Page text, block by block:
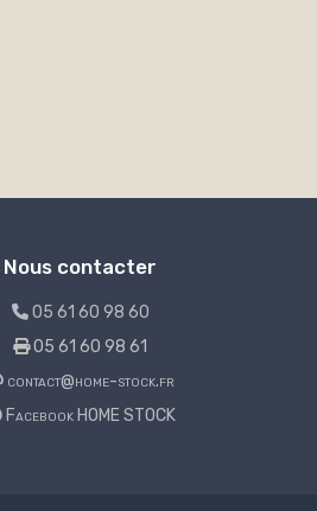
Nous contacter
05 61 60 98 60
05 61 60 98 61
contact@home-stock.fr
Facebook HOME STOCK